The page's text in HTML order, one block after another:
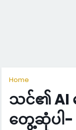
Home
သင်၏ AI
တွေ့ဆုံပါ-